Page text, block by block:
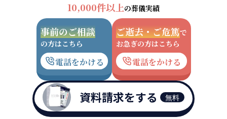
10,000件以上の葬儀実績
事前のご相談
の方はこちら
電話をかける
ご逝去・ご危篤で
お急ぎの方はこちら
電話をかける
資料請求をする 無料